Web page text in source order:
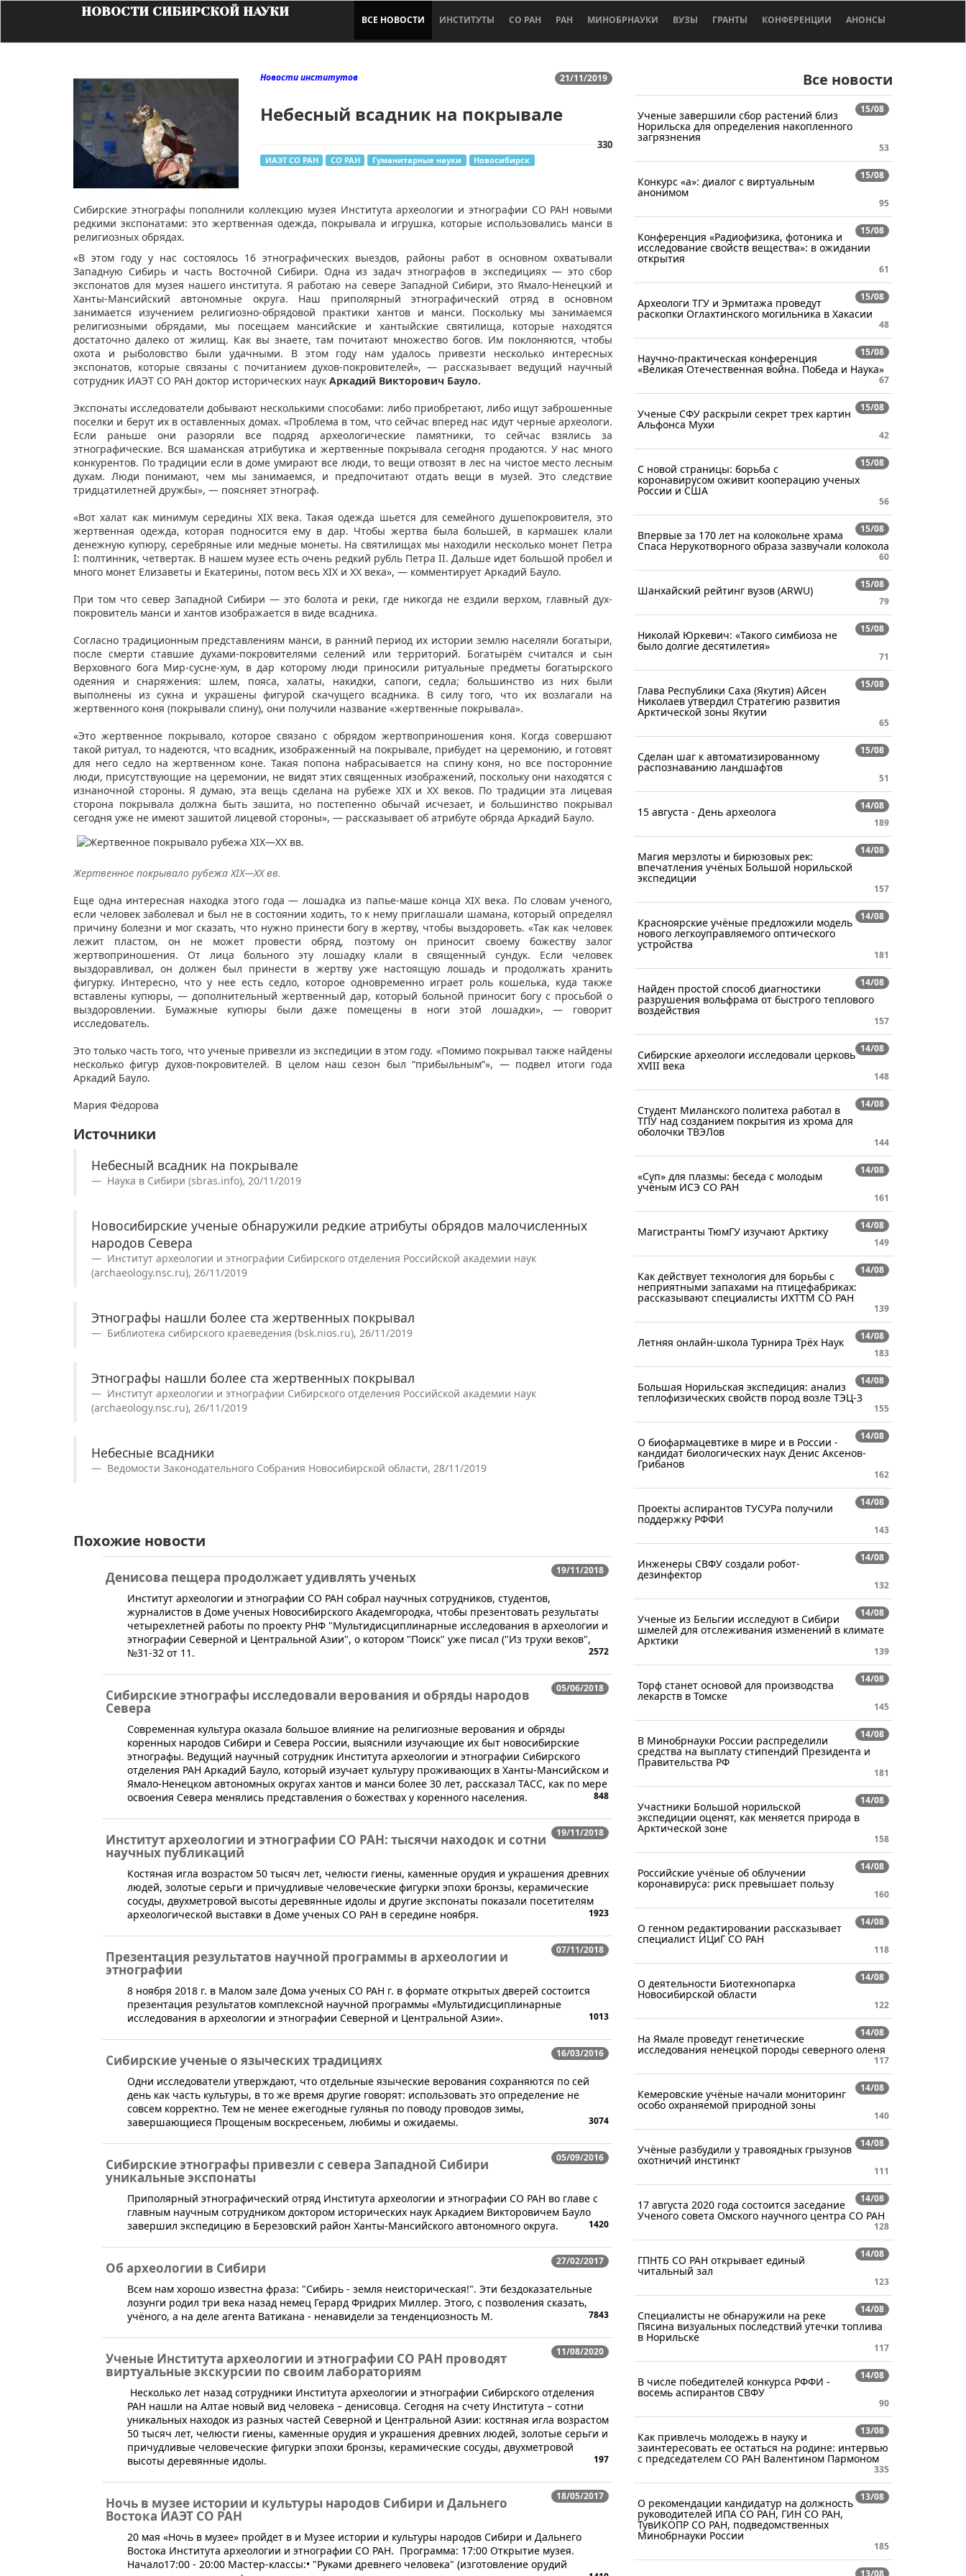
НОВОСТИ СИБИРСКОЙ НАУКИ
ВСЕ НОВОСТИ ИНСТИТУТЫ СО РАН РАН МИНОБРНАУКИ ВУЗЫ ГРАНТЫ КОНФЕРЕНЦИИ АНОНСЫ
21/11/2019
Новости институтов
Небесный всадник на покрывале
330
ИАЭТ СО РАН СО РАН Гуманитарные науки Новосибирск
​Сибирские этнографы пополнили коллекцию музея Института археологии и этнографии СО РАН новыми
редкими экспонатами: это жертвенная одежда, покрывала и игрушка, которые использовались манси в
религиозных обрядах.
«В этом году у нас состоялось 16 этнографических выездов, районы работ в основном охватывали
Западную Сибирь и часть Восточной Сибири. Одна из задач этнографов в экспедициях — это сбор
экспонатов для музея нашего института. Я работаю на севере Западной Сибири, это Ямало-Ненецкий и
Ханты-Мансийский автономные округа. Наш приполярный этнографический отряд в основном
занимается изучением религиозно-обрядовой практики хантов и манси. Поскольку мы занимаемся
религиозными обрядами, мы посещаем мансийские и хантыйские святилища, которые находятся
достаточно далеко от жилищ. Как вы знаете, там почитают множество богов. Им поклоняются, чтобы
охота и рыболовство были удачными. В этом году нам удалось привезти несколько интересных
экспонатов, которые связаны с почитанием духов-покровителей», — рассказывает ведущий научный
сотрудник ИАЭТ СО РАН доктор исторических наук Аркадий Викторович Бауло.
Экспонаты исследователи добывают несколькими способами: либо приобретают, либо ищут заброшенные
поселки и берут их в оставленных домах. «Проблема в том, что сейчас вперед нас идут черные археологи.
Если раньше они разоряли все подряд археологические памятники, то сейчас взялись за
этнографические. Вся шаманская атрибутика и жертвенные покрывала сегодня продаются. У нас много
конкурентов. По традиции если в доме умирают все люди, то вещи отвозят в лес на чистое место лесным
духам. Люди понимают, чем мы занимаемся, и предпочитают отдать вещи в музей. Это следствие
тридцатилетней дружбы», — поясняет этнограф.
«Вот халат как минимум середины XIX века. Такая одежда шьется для семейного душепокровителя, это
жертвенная одежда, которая подносится ему в дар. Чтобы жертва была большей, в кармашек клали
денежную купюру, серебряные или медные монеты. На святилищах мы находили несколько монет Петра
I: полтинник, четвертак. В нашем музее есть очень редкий рубль Петра II. Дальше идет большой пробел и
много монет Елизаветы и Екатерины, потом весь XIX и XX века», — комментирует Аркадий Бауло.
При том что север Западной Сибири — это болота и реки, где никогда не ездили верхом, главный дух-
покровитель манси и хантов изображается в виде всадника.
Согласно традиционным представлениям манси, в ранний период их истории землю населяли богатыри,
после смерти ставшие духами-покровителями селений или территорий. Богатырём считался и сын
Верховного бога Мир-сусне-хум, в дар которому люди приносили ритуальные предметы богатырского
одеяния и снаряжения: шлем, пояса, халаты, накидки, сапоги, седла; большинство из них были
выполнены из сукна и украшены фигурой скачущего всадника. В силу того, что их возлагали на
жертвенного коня (покрывали спину), они получили название «жертвенные покрывала».
«Это жертвенное покрывало, которое связано с обрядом жертвоприношения коня. Когда совершают
такой ритуал, то надеются, что всадник, изображенный на покрывале, прибудет на церемонию, и готовят
для него седло на жертвенном коне. Такая попона набрасывается на спину коня, но все посторонние
люди, присутствующие на церемонии, не видят этих священных изображений, поскольку они находятся с
изнаночной стороны. Я думаю, эта вещь сделана на рубеже XIX и XX веков. По традиции эта лицевая
сторона покрывала должна быть зашита, но постепенно обычай исчезает, и большинство покрывал
сегодня уже не имеют зашитой лицевой стороны», — рассказывает об атрибуте обряда Аркадий Бауло.
Жертвенное покрывало рубежа XIX—XX вв.
Еще одна интересная находка этого года — лошадка из папье-маше конца XIX века. По словам ученого,
если человек заболевал и был не в состоянии ходить, то к нему приглашали шамана, который определял
причину болезни и мог сказать, что нужно принести богу в жертву, чтобы выздороветь. «Так как человек
лежит пластом, он не может провести обряд, поэтому он приносит своему божеству залог
жертвоприношения. От лица больного эту лошадку клали в священный сундук. Если человек
выздоравливал, он должен был принести в жертву уже настоящую лошадь и продолжать хранить
фигурку. Интересно, что у нее есть седло, которое одновременно играет роль кошелька, куда также
вставлены купюры, — дополнительный жертвенный дар, который больной приносит богу с просьбой о
выздоровлении. Бумажные купюры были даже помещены в ноги этой лошадки», — говорит
исследователь.
Это только часть того, что ученые привезли из экспедиции в этом году. «Помимо покрывал также найдены
несколько фигур духов-покровителей. В целом наш сезон был “прибыльным”», — подвел итоги года
Аркадий Бауло.
Мария Фёдорова
Источники
Небесный всадник на покрывале
Наука в Сибири (sbras.info), 20/11/2019
Новосибирские ученые обнаружили редкие атрибуты обрядов малочисленных
народов Севера
Институт археологии и этнографии Сибирского отделения Российской академии наук
(archaeology.nsc.ru), 26/11/2019
Этнографы нашли более ста жертвенных покрывал
Библиотека сибирского краеведения (bsk.nios.ru), 26/11/2019
Этнографы нашли более ста жертвенных покрывал
Институт археологии и этнографии Сибирского отделения Российской академии наук
(archaeology.nsc.ru), 26/11/2019
Небесные всадники
Ведомости Законодательного Собрания Новосибирской области, 28/11/2019
Похожие новости
19/11/2018
Денисова пещера продолжает удивлять ученых
​Институт археологии и этнографии СО РАН собрал научных сотрудников, студентов,
журналистов в Доме ученых Новосибирского Академгородка, чтобы презентовать результаты
четырехлетней работы по проекту РНФ "Мультидисциплинарные исследования в археологии и
этнографии Северной и Центральной Азии", о котором "Поиск" уже писал ("Из трухи веков",
№31-32 от 11.
2572
05/06/2018
Сибирские этнографы исследовали верования и обряды народов
Севера
​Современная культура оказала большое влияние на религиозные верования и обряды
коренных народов Сибири и Севера России, выяснили изучающие их быт новосибирские
этнографы. Ведущий научный сотрудник Института археологии и этнографии Сибирского
отделения РАН Аркадий Бауло, который изучает культуру проживающих в Ханты-Мансийском и
Ямало-Ненецком автономных округах хантов и манси более 30 лет, рассказал ТАСС, как по мере
освоения Севера менялись представления о божествах у коренного населения.
848
19/11/2018
Институт археологии и этнографии СО РАН: тысячи находок и сотни
научных публикаций
​Костяная игла возрастом 50 тысяч лет, челюсти гиены, каменные орудия и украшения древних
людей, золотые серьги и причудливые человеческие фигурки эпохи бронзы, керамические
сосуды, двухметровой высоты деревянные идолы и другие экспонаты показали посетителям
археологической выставки в Доме ученых СО РАН в середине ноября.
1923
07/11/2018
Презентация результатов научной программы в археологии и
этнографии
8 ноября 2018 г. в Малом зале Дома ученых СО РАН г. в формате открытых дверей состоится
презентация результатов комплексной научной программы «Мультидисциплинарные
исследования в археологии и этнографии Северной и Центральной Азии».
1013
16/03/2016
Сибирские ученые о языческих традициях
​Одни исследователи утверждают, что отдельные языческие верования сохраняются по сей
день как часть культуры, в то же время другие говорят: использовать это определение не
совсем корректно. Тем не менее ежегодные гулянья по поводу проводов зимы,
завершающиеся Прощеным воскресеньем, любимы и ожидаемы.
3074
05/09/2016
Сибирские этнографы привезли с севера Западной Сибири
уникальные экспонаты
​Приполярный этнографический отряд Института археологии и этнографии СО РАН во главе с
главным научным сотрудником доктором исторических наук Аркадием Викторовичем Бауло
завершил экспедицию в Березовский район Ханты-Мансийского автономного округа.
1420
27/02/2017
Об археологии в Сибири
​Всем нам хорошо известна фраза: "Сибирь - земля неисторическая!". Эти бездоказательные
лозунги родил три века назад немец Герард Фридрих Миллер. Этого, с позволения сказать,
учёного, а на деле агента Ватикана - ненавидели за тенденциозность М.
7843
11/08/2020
Ученые Института археологии и этнографии СО РАН проводят
виртуальные экскурсии по своим лабораториям
​​ Несколько лет назад сотрудники Института археологии и этнографии Сибирского отделения
РАН нашли на Алтае новый вид человека – денисовца. Сегодня на счету Института – сотни
уникальных находок из разных частей Северной и Центральной Азии: костяная игла возрастом
50 тысяч лет, челюсти гиены, каменные орудия и украшения древних людей, золотые серьги и
причудливые человеческие фигурки эпохи бронзы, керамические сосуды, двухметровой
высоты деревянные идолы.
197
18/05/2017
Ночь в музее истории и культуры народов Сибири и Дальнего
Востока ИАЭТ СО РАН
​20 мая «Ночь в музее» пройдет в и Музее истории и культуры народов Сибири и Дальнего
Востока Института археологии и этнографии СО РАН. Программа: 17:00 Открытие музея.
Начало17:00 - 20:00 Мастер-классы:• "Руками древнего человека" (изготовление орудий
Все новости
15/08
Ученые завершили сбор растений близ
Норильска для определения накопленного
загрязнения
53
15/08
Конкурс «а»: диалог с виртуальным
анонимом
95
15/08
Конференция «Радиофизика, фотоника и
исследование свойств вещества»: в ожидании
открытия
61
15/08
Археологи ТГУ и Эрмитажа проведут
раскопки Оглахтинского могильника в Хакасии
48
15/08
Научно-практическая конференция
«Великая Отечественная война. Победа и Наука»
67
15/08
Ученые СФУ раскрыли секрет трех картин
Альфонса Мухи
42
15/08
С новой страницы: борьба с
коронавирусом оживит кооперацию ученых
России и США
56
15/08
Впервые за 170 лет на колокольне храма
Спаса Нерукотворного образа зазвучали колокола
60
15/08
Шанхайский рейтинг вузов (ARWU)
79
15/08
Николай Юркевич: «Такого симбиоза не
было долгие десятилетия»
71
15/08
Глава Республики Саха (Якутия) Айсен
Николаев утвердил Стратегию развития
Арктической зоны Якутии
65
15/08
Сделан шаг к автоматизированному
распознаванию ландшафтов
51
14/08
15 августа - День археолога
189
14/08
Магия мерзлоты и бирюзовых рек:
впечатления учёных Большой норильской
экспедиции
157
14/08
Красноярские учёные предложили модель
нового легкоуправляемого оптического
устройства
181
14/08
Найден простой способ диагностики
разрушения вольфрама от быстрого теплового
воздействия
157
14/08
Сибирские археологи исследовали церковь
XVIII века
148
14/08
Студент Миланского политеха работал в
ТПУ над созданием покрытия из хрома для
оболочки ТВЭЛов
144
14/08
«Суп» для плазмы: беседа с молодым
учёным ИСЭ СО РАН
161
14/08
Магистранты ТюмГУ изучают Арктику
149
14/08
Как действует технология для борьбы с
неприятными запахами на птицефабриках:
рассказывают специалисты ИХТТМ СО РАН
139
14/08
Летняя онлайн-школа Турнира Трёх Наук
183
14/08
Большая Норильская экспедиция: анализ
теплофизических свойств пород возле ТЭЦ-3
155
14/08
О биофармацевтике в мире и в России -
кандидат биологических наук Денис Аксенов-
Грибанов
162
14/08
Проекты аспирантов ТУСУРа получили
поддержку РФФИ
143
14/08
Инженеры СВФУ создали робот-
дезинфектор
132
14/08
Ученые из Бельгии исследуют в Сибири
шмелей для отслеживания изменений в климате
Арктики
139
14/08
Торф станет основой для производства
лекарств в Томске
145
14/08
В Минобрнауки России распределили
средства на выплату стипендий Президента и
Правительства РФ
181
14/08
Участники Большой норильской
экспедиции оценят, как меняется природа в
Арктической зоне
158
14/08
Российские учёные об облучении
коронавируса: риск превышает пользу
160
14/08
О генном редактировании рассказывает
специалист ИЦиГ СО РАН
118
14/08
О деятельности Биотехнопарка
Новосибирской области
122
14/08
На Ямале проведут генетические
исследования ненецкой породы северного оленя
117
14/08
Кемеровские учёные начали мониторинг
особо охраняемой природной зоны
140
14/08
Учёные разбудили у травоядных грызунов
охотничий инстинкт
111
14/08
17 августа 2020 года состоится заседание
Ученого совета Омского научного центра СО РАН
128
14/08
ГПНТБ СО РАН открывает единый
читальный зал
123
14/08
Специалисты не обнаружили на реке
Пясина визуальных последствий утечки топлива
в Норильске
117
14/08
В числе победителей конкурса РФФИ -
восемь аспирантов СВФУ
90
13/08
Как привлечь молодежь в науку и
заинтересовать ее остаться на родине: интервью
с председателем СО РАН Валентином Пармоном
335
13/08
О рекомендации кандидатур на должность
руководителей ИПА СО РАН, ГИН СО РАН,
ТувИКОПР СО РАН, подведомственных
Минобрнауки России
185
13/08